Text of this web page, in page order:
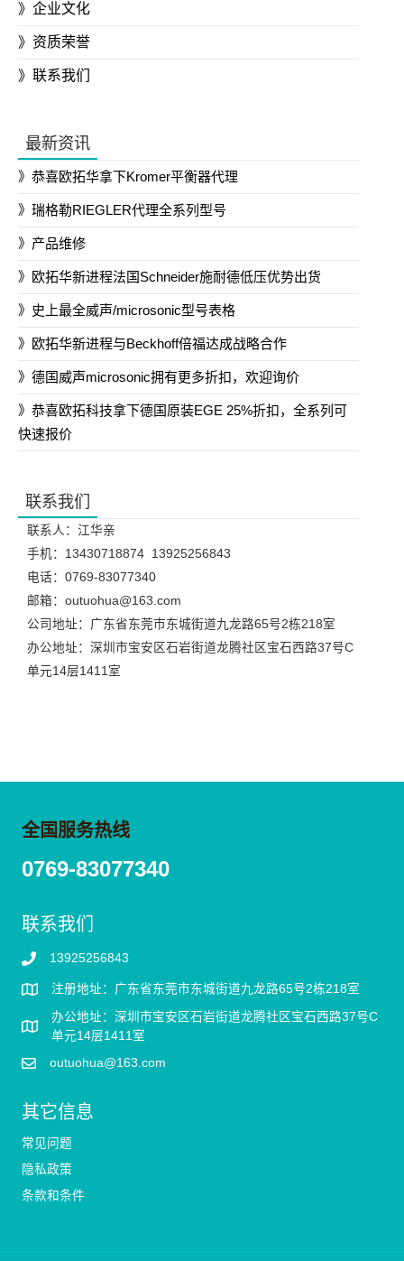
企业文化
资质荣誉
联系我们
最新资讯
恭喜欧拓华拿下Kromer平衡器代理
瑞格勒RIEGLER代理全系列型号
产品维修
欧拓华新进程法国Schneider施耐德低压优势出货
史上最全威声/microsonic型号表格
欧拓华新进程与Beckhoff倍福达成战略合作
德国威声microsonic拥有更多折扣，欢迎询价
恭喜欧拓科技拿下德国原装EGE 25%折扣，全系列可
快速报价
联系我们
联系人：江华亲
手机：13430718874 13925256843
电话：0769-83077340
邮箱：outuohua@163.com
公司地址：广东省东莞市东城街道九龙路65号2栋218室
办公地址：深圳市宝安区石岩街道龙腾社区宝石西路37号C
单元14层1411室
全国服务热线
0769-83077340
联系我们
13925256843
注册地址：广东省东莞市东城街道九龙路65号2栋218室
办公地址：深圳市宝安区石岩街道龙腾社区宝石西路37号C
单元14层1411室
outuohua@163.com
其它信息
常见问题
隐私政策
条款和条件